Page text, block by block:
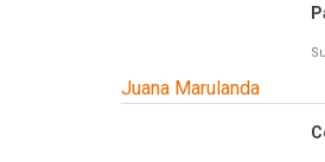
Juana Marulanda